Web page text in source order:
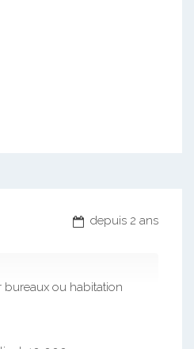
depuis 2 ans
ou habitation